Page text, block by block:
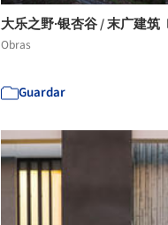
大乐之野·银杏谷 / 末广建筑
Obras
Guardar